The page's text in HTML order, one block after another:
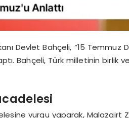
Devlet Bahçeli, “15 Temmuz
Bahçeli, Türk milletinin birlik
vurgu yaparak, Malazgirt